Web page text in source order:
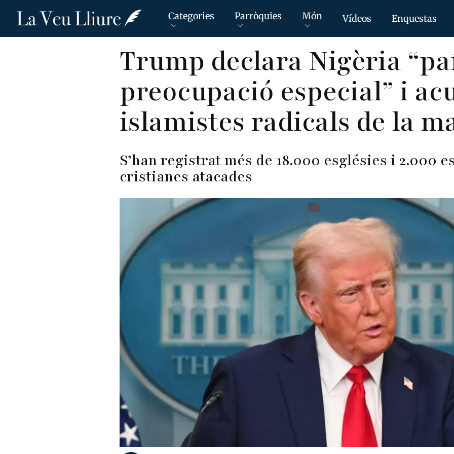
Vés
Categories Parròquies Món Vídeos Enquestas
Trump declara Nigèria
preocupació especial” i
islamistes radicals de la
S’han registrat més de 18.000 esglésies i 2.000
cristianes atacades